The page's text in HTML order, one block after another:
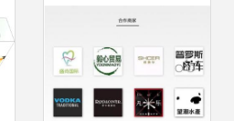
厅与网站服务